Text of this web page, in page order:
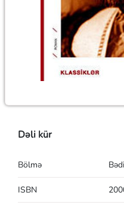
Dəli kür
Bölmə
ISBN